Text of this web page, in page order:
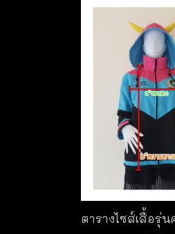
ตารางไซส์เสื้อรุ่